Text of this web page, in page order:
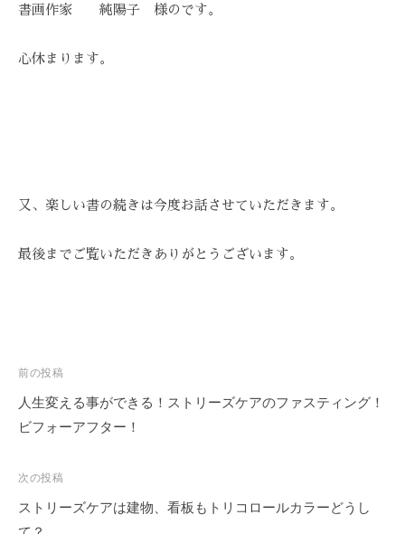
書画作家 純陽子 様のです。
心休まります。
又、楽しい書の続きは今度お話させていただきます。
最後までご覧いただきありがとうございます。
投
稿
ナ
ゲ
ー
シ
前の投稿
人生変える事ができる！ストリーズケアのファスティング！
ビフォーアフター！
次の投稿
ストリーズケアは建物、看板もトリコロールカラーどうし